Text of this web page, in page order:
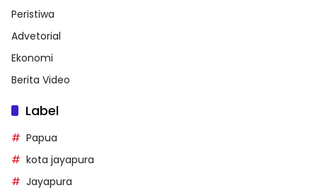
Peristiwa
Advetorial
Ekonomi
Berita Video
Label
Papua
kota jayapura
Jayapura